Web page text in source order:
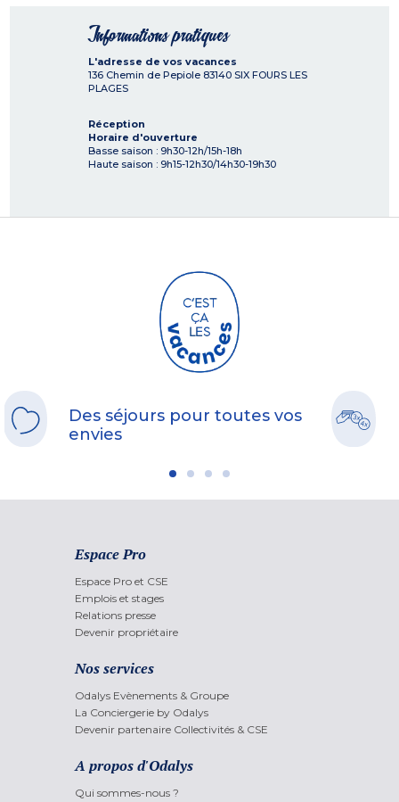
Informations pratiques
L'adresse de vos vacances
136 Chemin de Pepiole 83140 SIX FOURS LES
PLAGES
Réception
Horaire d'ouverture
Basse saison : 9h30-12h/15h-18h
Haute saison : 9h15-12h30/14h30-19h30
Des séjours pour toutes vos
envies
Espace Pro
Espace Pro et CSE
Emplois et stages
Relations presse
Devenir propriétaire
Nos services
Odalys Evènements & Groupe
La Conciergerie by Odalys
Devenir partenaire Collectivités & CSE
A propos d'Odalys
Qui sommes-nous ?